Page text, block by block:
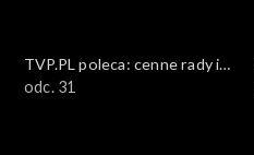
TVP.PL poleca: cenne rady i
ciekawostki
odc. 31